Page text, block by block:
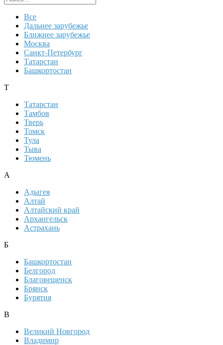
Все
Дальнее зарубежье
Ближнее зарубежье
Москва
Санкт-Петербург
Татарстан
Башкортостан
Т
Татарстан
Тамбов
Тверь
Томск
Тула
Тыва
Тюмень
А
Адыгея
Алтай
Алтайский край
Архангельск
Астрахань
Б
Башкортостан
Белгород
Благовещенск
Брянск
Бурятия
В
Великий Новгород
Владимир